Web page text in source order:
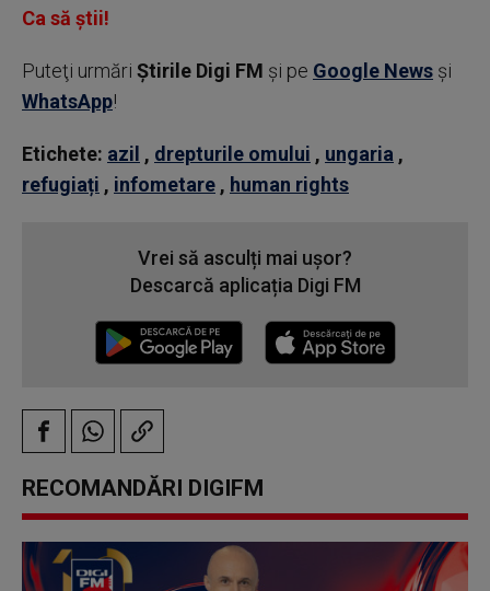
Ca să știi!
Puteţi urmări Știrile Digi FM şi pe Google News şi
WhatsApp!
Etichete: azil , drepturile omului , ungaria ,
refugiați , infometare , human rights
Vrei să asculți mai ușor?
Descarcă aplicația Digi FM
RECOMANDĂRI DIGIFM